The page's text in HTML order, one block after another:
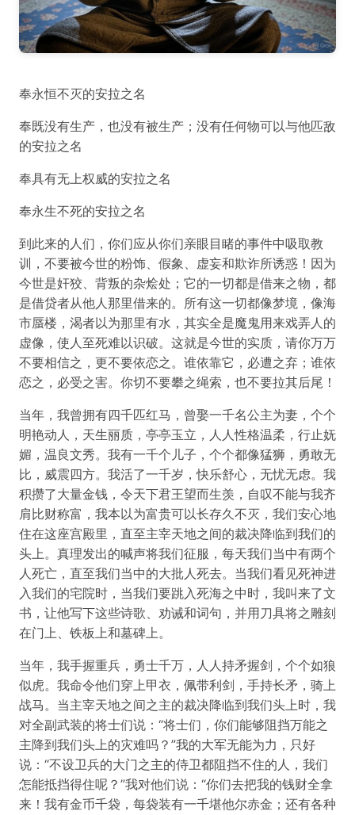
奉永恒不灭的安拉之名
奉既没有生产，也没有被生产；没有任何物可以与他匹敌
的安拉之名
奉具有无上权威的安拉之名
奉永生不死的安拉之名
到此来的人们，你们应从你们亲眼目睹的事件中吸取教
训，不要被今世的粉饰、假象、虚妄和欺诈所诱惑！因为
今世是奸狡、背叛的杂烩处；它的一切都是借来之物，都
是借贷者从他人那里借来的。所有这一切都像梦境，像海
市蜃楼，渴者以为那里有水，其实全是魔鬼用来戏弄人的
虚像，使人至死难以识破。这就是今世的实质，请你万万
不要相信之，更不要依恋之。谁依靠它，必遭之弃；谁依
恋之，必受之害。你切不要攀之绳索，也不要拉其后尾！
当年，我曾拥有四千匹红马，曾娶一千名公主为妻，个个
明艳动人，天生丽质，亭亭玉立，人人性格温柔，行止妩
媚，温良文秀。我有一千个儿子，个个都像猛狮，勇敢无
比，威震四方。我活了一千岁，快乐舒心，无忧无虑。我
积攒了大量金钱，令天下君王望而生羡，自叹不能与我齐
肩比财称富，我本以为富贵可以长存久不灭，我们安心地
住在这座宫殿里，直至主宰天地之间的裁决降临到我们的
头上。真理发出的喊声将我们征服，每天我们当中有两个
人死亡，直至我们当中的大批人死去。当我们看见死神进
入我们的宅院时，当我们要跳入死海之中时，我叫来了文
书，让他写下这些诗歌、劝诫和词句，并用刀具将之雕刻
在门上、铁板上和墓碑上。
当年，我手握重兵，勇士千万，人人持矛握剑，个个如狼
似虎。我命令他们穿上甲衣，佩带利剑，手持长矛，骑上
战马。当主宰天地之间之主的裁决降临到我们头上时，我
对全副武装的将士们说：“将士们，你们能够阻挡万能之
主降到我们头上的灾难吗？”我的大军无能为力，只好
说：“不设卫兵的大门之主的侍卫都阻挡不住的人，我们
怎能抵挡得住呢？”我对他们说：“你们去把我的钱财全拿
来！我有金币千袋，每袋装有一千堪他尔赤金；还有各种